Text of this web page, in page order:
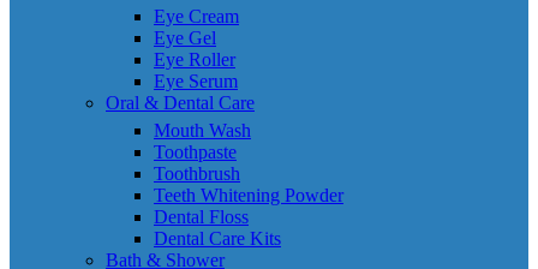
Eye Cream
Eye Gel
Eye Roller
Eye Serum
Oral & Dental Care
Mouth Wash
Toothpaste
Toothbrush
Teeth Whitening Powder
Dental Floss
Dental Care Kits
Bath & Shower